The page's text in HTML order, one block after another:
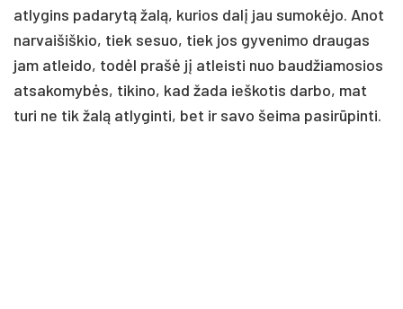
atlygins padarytą žalą, kurios dalį jau sumokėjo. Anot
narvaišiškio, tiek sesuo, tiek jos gyvenimo draugas
jam atleido, todėl prašė jį atleisti nuo baudžiamosios
atsakomybės, tikino, kad žada ieškotis darbo, mat
turi ne tik žalą atlyginti, bet ir savo šeima pasirūpinti.